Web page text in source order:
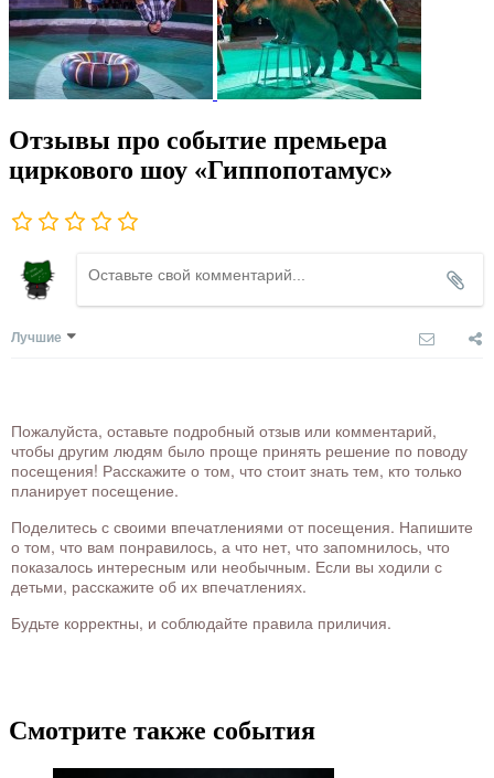
Отзывы про событие премьера
циркового шоу «Гиппопотамус»
Лучшие
Пожалуйста, оставьте подробный отзыв или комментарий,
чтобы другим людям было проще принять решение по поводу
посещения! Расскажите о том, что стоит знать тем, кто только
планирует посещение.
Поделитесь с своими впечатлениями от посещения. Напишите
о том, что вам понравилось, а что нет, что запомнилось, что
показалось интересным или необычным. Если вы ходили с
детьми, расскажите об их впечатлениях.
Будьте корректны, и соблюдайте правила приличия.
Смотрите также события